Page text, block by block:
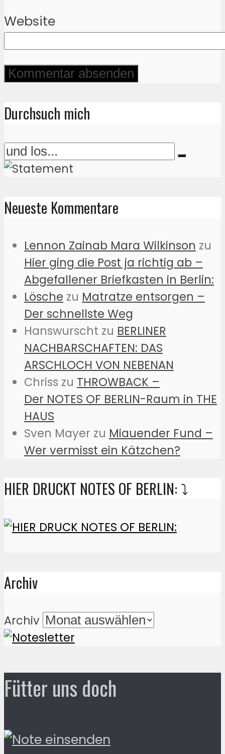
Website
Durchsuch mich
Neueste Kommentare
Lennon Zainab Mara Wilkinson zu
Hier ging die Post ja richtig ab –
Abgefallener Briefkasten in Berlin:
Lösche zu Matratze entsorgen –
Der schnellste Weg
Hanswurscht zu BERLINER
NACHBARSCHAFTEN: DAS
ARSCHLOCH VON NEBENAN
Chriss zu THROWBACK –
Der NOTES OF BERLIN-Raum in THE
HAUS
Sven Mayer zu Miauender Fund –
Wer vermisst ein Kätzchen?
HIER DRUCKT NOTES OF BERLIN: ⤵️
Archiv
Archiv
Fütter uns doch